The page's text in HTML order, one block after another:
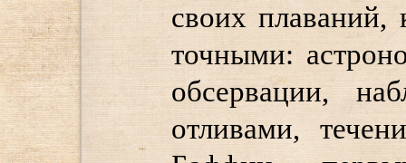
своих плаваний,
точными:
обсервации,
отливами,